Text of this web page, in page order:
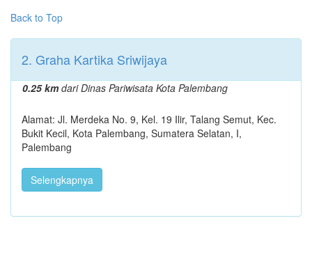
Back to Top
2. Graha Kartika Sriwijaya
0.25 kmdari Dinas Pariwisata Kota Palembang
Alamat: Jl. Merdeka No. 9, Kel. 19 Ilir, Talang Semut, Kec.
Bukit Kecil, Kota Palembang, Sumatera Selatan, I,
Palembang
Selengkapnya